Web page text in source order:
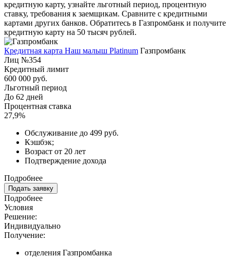
кредитную карту, узнайте льготный период, процентную
ставку, требования к заемщикам. Сравните с кредитными
картами других банков. Обратитесь в Газпромбанк и получите
кредитную карту на 50 тысяч рублей.
Кредитная карта Наш малыш Platinum Газпромбанк
Лиц №354
Кредитный лимит
600 000 руб.
Льготный период
До 62 дней
Процентная ставка
27,9%
Обслуживание до 499 руб.
Кэшбэк;
Возраст от 20 лет
Подтверждение дохода
Подробнее
Подать заявку
Подробнее
Условия
Решение:
Индивидуально
Получение:
отделения Газпромбанка